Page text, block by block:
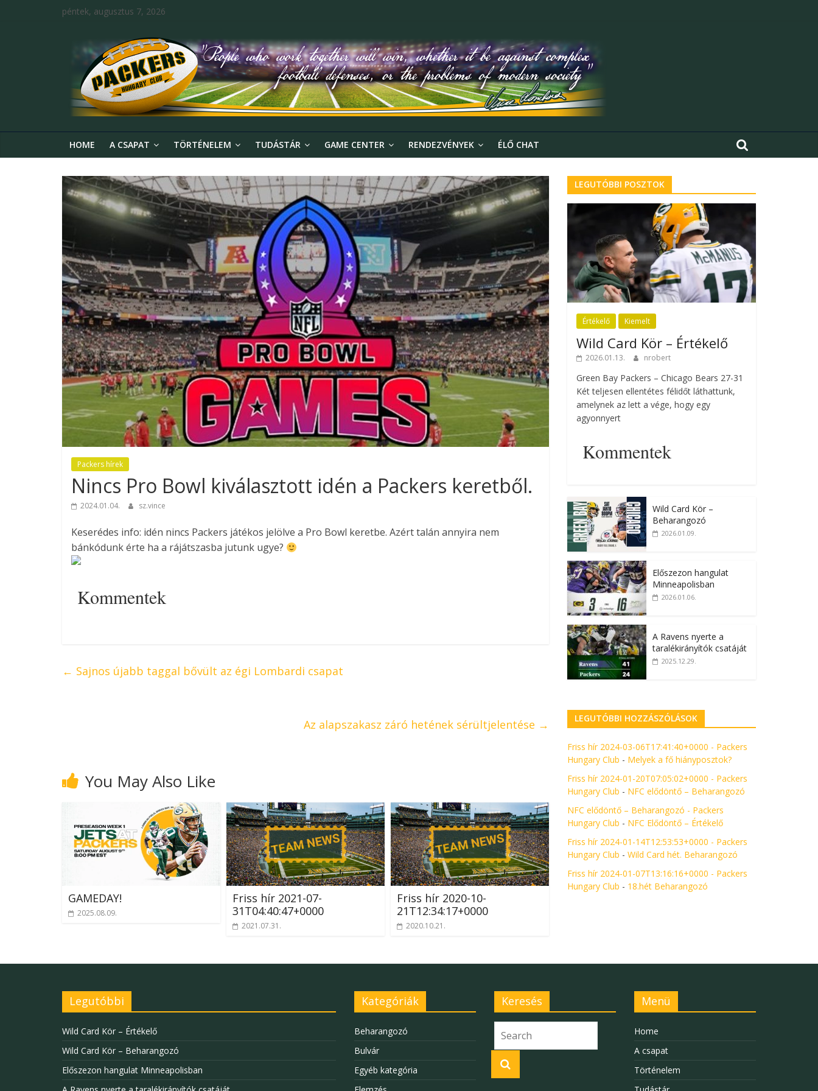
péntek, augusztus 7, 2026
HOME A CSAPAT TÖRTÉNELEM TUDÁSTÁR GAME CENTER RENDEZVÉNYEK ÉLŐ CHAT
Packers hírek
Nincs Pro Bowl kiválasztott idén a Packers keretből.
2024.01.04. sz.vince
Keserédes info: idén nincs Packers játékos jelölve a Pro Bowl keretbe. Azért talán annyira nem
bánkódunk érte ha a rájátszasba jutunk ugye?
Kommentek
← Sajnos újabb taggal bővült az égi Lombardi csapat
Az alapszakasz záró hetének sérültjelentése →
You May Also Like
GAMEDAY!
2025.08.09.
Friss hír 2021-07-
31T04:40:47+0000
2021.07.31.
Friss hír 2020-10-
21T12:34:17+0000
2020.10.21.
LEGUTÓBBI POSZTOK
Értékelő Kiemelt
Wild Card Kör – Értékelő
2026.01.13. nrobert
Green Bay Packers – Chicago Bears 27-31
Két teljesen ellentétes félidőt láthattunk,
amelynek az lett a vége, hogy egy
agyonnyert
Kommentek
Wild Card Kör –
Beharangozó
2026.01.09.
Előszezon hangulat
Minneapolisban
2026.01.06.
A Ravens nyerte a
taralékirányítók csatáját
2025.12.29.
LEGUTÓBBI HOZZÁSZÓLÁSOK
Friss hír 2024-03-06T17:41:40+0000 - Packers
Hungary Club - Melyek a fő hiányposztok?
Friss hír 2024-01-20T07:05:02+0000 - Packers
Hungary Club - NFC elődöntő – Beharangozó
NFC elődöntő – Beharangozó - Packers
Hungary Club - NFC Elődöntő – Értékelő
Friss hír 2024-01-14T12:53:53+0000 - Packers
Hungary Club - Wild Card hét. Beharangozó
Friss hír 2024-01-07T13:16:16+0000 - Packers
Hungary Club - 18.hét Beharangozó
Legutóbbi
Wild Card Kör – Értékelő
Wild Card Kör – Beharangozó
Előszezon hangulat Minneapolisban
Kategóriák
Beharangozó
Bulvár
Egyéb kategória
Keresés Menü
Home
A csapat
Történelem